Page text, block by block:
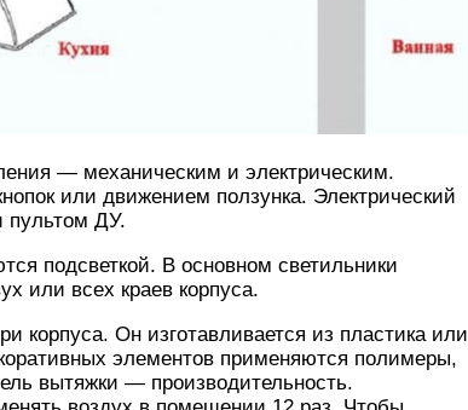
— механическим и электрическим.
или движением ползунка. Электрический
пультом ДУ.
подсветкой. В основном светильники
или всех краев корпуса.
корпуса. Он изготавливается из пластика или
элементов применяются полимеры,
вытяжки — производительность.